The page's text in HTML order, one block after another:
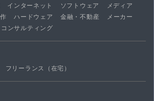
インターネット ソフトウェア
メディア
ハードウェア 金融・不動産
メーカー
コンサルティング
フリーランス（在宅）